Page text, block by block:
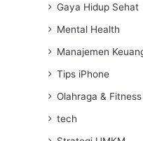
Gaya Hidup Sehat
Mental Health
Manajemen
Tips iPhone
Olahraga & Fitness
tech